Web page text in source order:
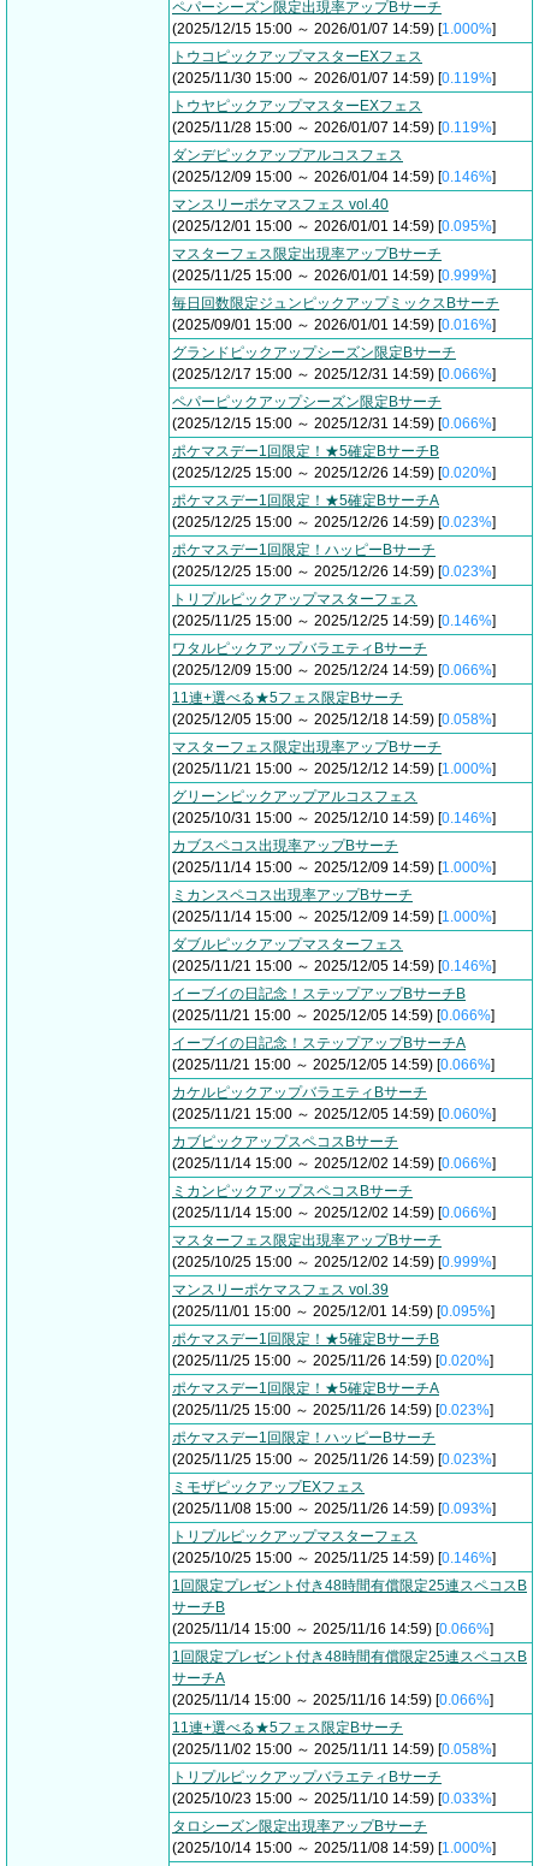
ペパーシーズン限定出現率アップBサーチ
(2025/12/15 15:00 ～ 2026/01/07 14:59) [1.000%]
トウコピックアップマスターEXフェス
(2025/11/30 15:00 ～ 2026/01/07 14:59) [0.119%]
トウヤピックアップマスターEXフェス
(2025/11/28 15:00 ～ 2026/01/07 14:59) [0.119%]
ダンデピックアップアルコスフェス
(2025/12/09 15:00 ～ 2026/01/04 14:59) [0.146%]
マンスリーポケマスフェス vol.40
(2025/12/01 15:00 ～ 2026/01/01 14:59) [0.095%]
マスターフェス限定出現率アップBサーチ
(2025/11/25 15:00 ～ 2026/01/01 14:59) [0.999%]
毎日回数限定ジュンピックアップミックスBサーチ
(2025/09/01 15:00 ～ 2026/01/01 14:59) [0.016%]
グランドピックアップシーズン限定Bサーチ
(2025/12/17 15:00 ～ 2025/12/31 14:59) [0.066%]
ペパーピックアップシーズン限定Bサーチ
(2025/12/15 15:00 ～ 2025/12/31 14:59) [0.066%]
ポケマスデー1回限定！★5確定BサーチB
(2025/12/25 15:00 ～ 2025/12/26 14:59) [0.020%]
ポケマスデー1回限定！★5確定BサーチA
(2025/12/25 15:00 ～ 2025/12/26 14:59) [0.023%]
ポケマスデー1回限定！ハッピーBサーチ
(2025/12/25 15:00 ～ 2025/12/26 14:59) [0.023%]
トリプルピックアップマスターフェス
(2025/11/25 15:00 ～ 2025/12/25 14:59) [0.146%]
ワタルピックアップバラエティBサーチ
(2025/12/09 15:00 ～ 2025/12/24 14:59) [0.066%]
11連+選べる★5フェス限定Bサーチ
(2025/12/05 15:00 ～ 2025/12/18 14:59) [0.058%]
マスターフェス限定出現率アップBサーチ
(2025/11/21 15:00 ～ 2025/12/12 14:59) [1.000%]
グリーンピックアップアルコスフェス
(2025/10/31 15:00 ～ 2025/12/10 14:59) [0.146%]
カブスペコス出現率アップBサーチ
(2025/11/14 15:00 ～ 2025/12/09 14:59) [1.000%]
ミカンスペコス出現率アップBサーチ
(2025/11/14 15:00 ～ 2025/12/09 14:59) [1.000%]
ダブルピックアップマスターフェス
(2025/11/21 15:00 ～ 2025/12/05 14:59) [0.146%]
イーブイの日記念！ステップアップBサーチB
(2025/11/21 15:00 ～ 2025/12/05 14:59) [0.066%]
イーブイの日記念！ステップアップBサーチA
(2025/11/21 15:00 ～ 2025/12/05 14:59) [0.066%]
カケルピックアップバラエティBサーチ
(2025/11/21 15:00 ～ 2025/12/05 14:59) [0.060%]
カブピックアップスペコスBサーチ
(2025/11/14 15:00 ～ 2025/12/02 14:59) [0.066%]
ミカンピックアップスペコスBサーチ
(2025/11/14 15:00 ～ 2025/12/02 14:59) [0.066%]
マスターフェス限定出現率アップBサーチ
(2025/10/25 15:00 ～ 2025/12/02 14:59) [0.999%]
マンスリーポケマスフェス vol.39
(2025/11/01 15:00 ～ 2025/12/01 14:59) [0.095%]
ポケマスデー1回限定！★5確定BサーチB
(2025/11/25 15:00 ～ 2025/11/26 14:59) [0.020%]
ポケマスデー1回限定！★5確定BサーチA
(2025/11/25 15:00 ～ 2025/11/26 14:59) [0.023%]
ポケマスデー1回限定！ハッピーBサーチ
(2025/11/25 15:00 ～ 2025/11/26 14:59) [0.023%]
ミモザピックアップEXフェス
(2025/11/08 15:00 ～ 2025/11/26 14:59) [0.093%]
トリプルピックアップマスターフェス
(2025/10/25 15:00 ～ 2025/11/25 14:59) [0.146%]
1回限定プレゼント付き48時間有償限定25連スペコスB
サーチB
(2025/11/14 15:00 ～ 2025/11/16 14:59) [0.066%]
1回限定プレゼント付き48時間有償限定25連スペコスB
サーチA
(2025/11/14 15:00 ～ 2025/11/16 14:59) [0.066%]
11連+選べる★5フェス限定Bサーチ
(2025/11/02 15:00 ～ 2025/11/11 14:59) [0.058%]
トリプルピックアップバラエティBサーチ
(2025/10/23 15:00 ～ 2025/11/10 14:59) [0.033%]
タロシーズン限定出現率アップBサーチ
(2025/10/14 15:00 ～ 2025/11/08 14:59) [1.000%]